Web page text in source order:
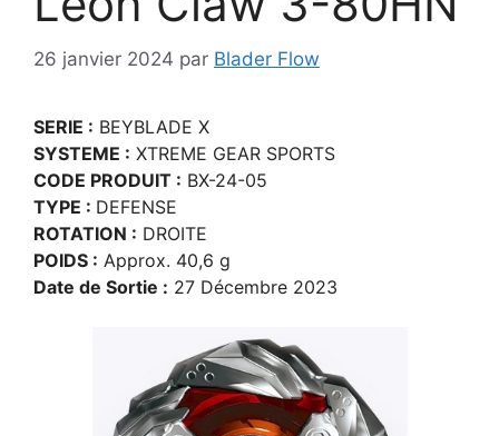
26 janvier 2024 par Blader Flow
SERIE : BEYBLADE X
SYSTEME : XTREME GEAR SPORTS
CODE PRODUIT : BX-24-05
TYPE : DEFENSE
ROTATION : DROITE
POIDS : Approx. 40,6 g
Date de Sortie : 27 Décembre 2023